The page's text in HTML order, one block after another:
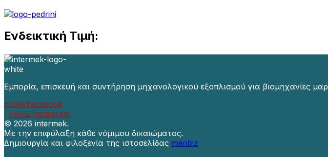
Ενδεικτική Τιμή:
Εμπορία, επισκευή και συντήρηση μηχανολογικού εξοπλισμού για βιομηχανίες
facebook
Instagram
© 2026 intermek.
Με την επιφύλαξη κάθε νόμιμου δικαιώματος.
Δημιουργία και φιλοξενία της ιστοσελίδας manbiz